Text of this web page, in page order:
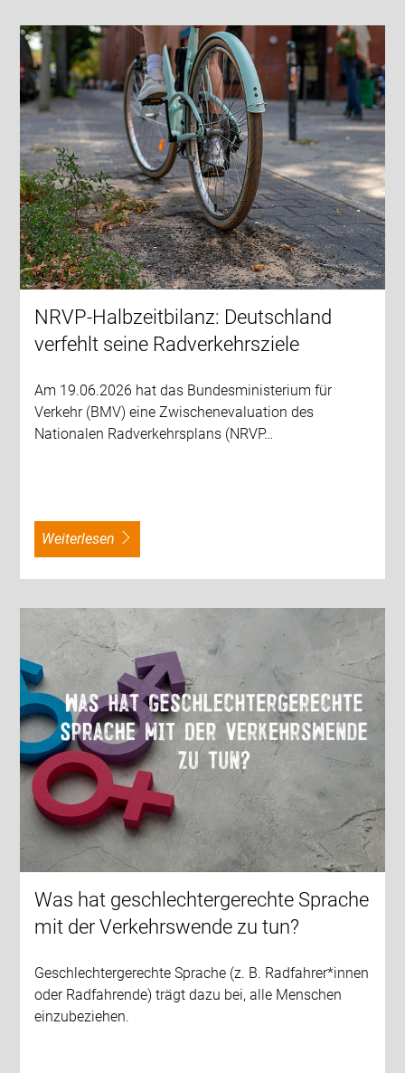
NRVP-Halbzeitbilanz: Deutschland
verfehlt seine Radverkehrsziele
Am 19.06.2026 hat das Bundesministerium für
Verkehr (BMV) eine Zwischenevaluation des
Nationalen Radverkehrsplans (NRVP…
weiterlesen
Was hat geschlechtergerechte Sprache
mit der Verkehrswende zu tun?
Geschlechtergerechte Sprache (z. B. Radfahrer*innen
oder Radfahrende) trägt dazu bei, alle Menschen
einzubeziehen.